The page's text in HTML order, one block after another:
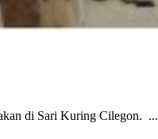
di Sari Kuring Cilegon. ...